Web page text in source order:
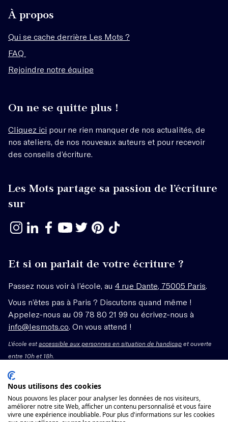
À propos
Qui se cache derrière Les Mots ?
FAQ
Rejoindre notre équipe
On ne se quitte plus !
Cliquez ici pour ne rien manquer de nos actualités, de
nos ateliers, de nos nouveaux auteurs et pour recevoir
des conseils d’écriture.
Les Mots partage sa passion de l’écriture
sur
Et si on parlait de votre écriture ?
Passez nous voir à l’école, au 4 rue Dante, 75005 Paris
Vous n’êtes pas à Paris ? Discutons quand même !
Appelez-nous au 09 78 80 21 99 ou écrivez-nous à
info@lesmots.co . On vous attend !
L'école estaccessible aux personnes en situation de handicap et ouverte
entre 10h et 18h.
Mentions légales – CGV
Organisme de formation enregistré sous le numéro
11755662775 auprès du préfet de région Île-de-France.
Nous utilisons des cookies
Nous pouvons les placer pour analyser les données de nos visiteurs,
améliorer notre site Web, afficher un contenu personnalisé et vous faire
vivre une expérience inoubliable. Pour plus d'informations sur les cookies